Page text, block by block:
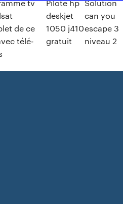
tv
de ce
télé-
Pilote hp
deskjet
1050 j410
gratuit
Solution
can you
escape 3
niveau 2